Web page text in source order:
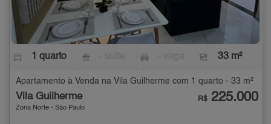
1 quarto 33 m²
Apartamento à Venda na Vila Guilherme com 1 quarto - 33 m²
Vila Guilherme
Zona Norte - São Paulo
R$ 225.000